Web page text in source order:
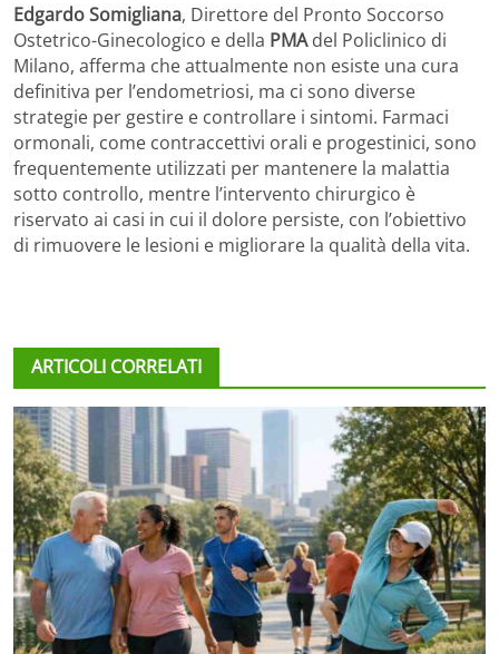
Edgardo Somigliana, Direttore del Pronto Soccorso
Ostetrico-Ginecologico e della PMAdel Policlinico di
Milano, afferma che attualmente non esiste una cura
definitiva per l’endometriosi, ma ci sono diverse
strategie per gestire e controllare i sintomi. Farmaci
ormonali, come contraccettivi orali e progestinici, sono
frequentemente utilizzati per mantenere la malattia
sotto controllo, mentre l’intervento chirurgico è
riservato ai casi in cui il dolore persiste, con l’obiettivo
di rimuovere le lesioni e migliorare la qualità della vita.
ARTICOLI CORRELATI